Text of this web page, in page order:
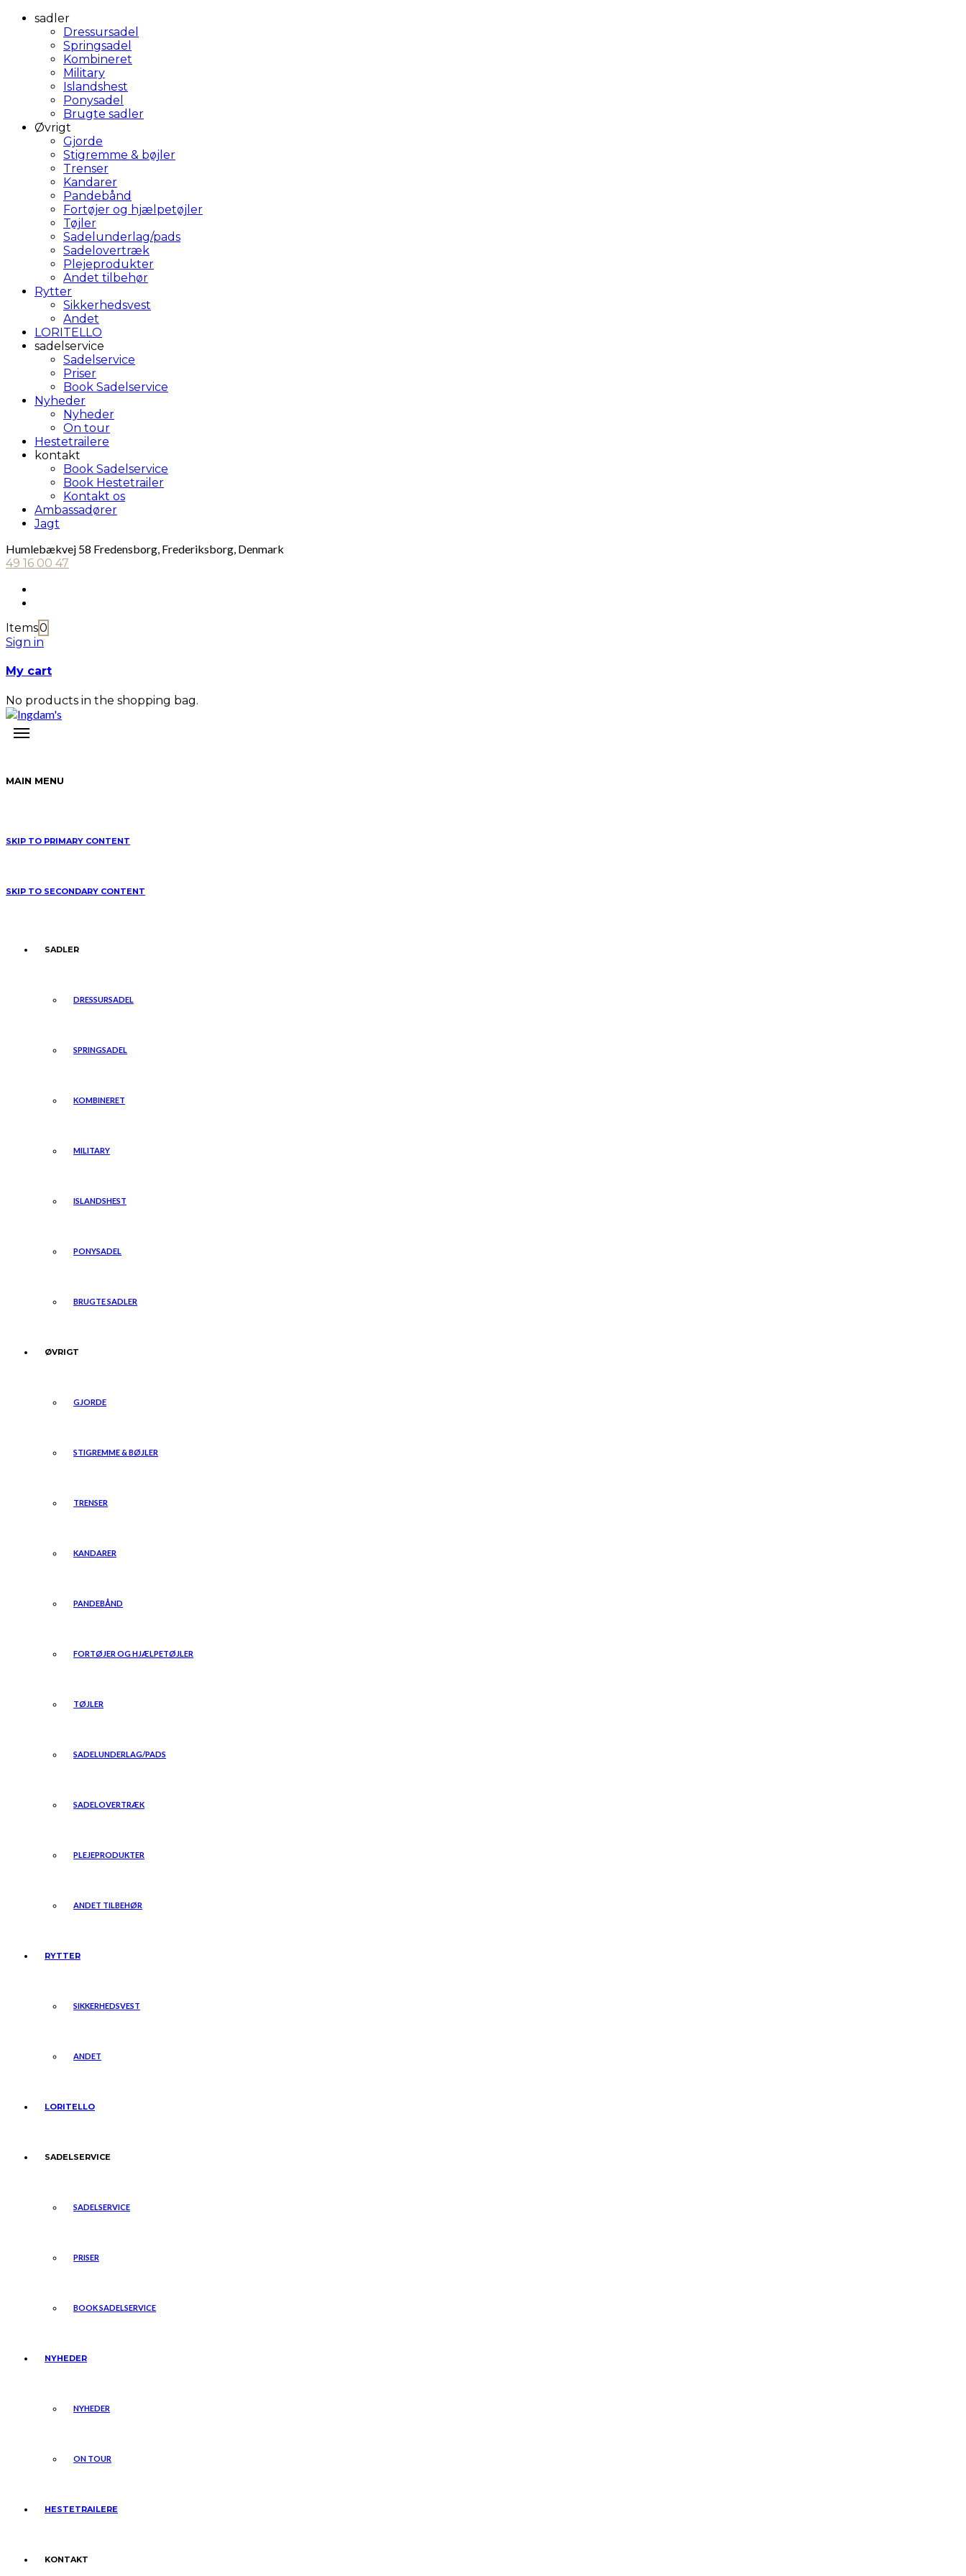
sadler
Dressursadel
Springsadel
Kombineret
Military
Islandshest
Ponysadel
Brugte sadler
Øvrigt
Gjorde
Stigremme & bøjler
Trenser
Kandarer
Pandebånd
Fortøjer og hjælpetøjler
Tøjler
Sadelunderlag/pads
Sadelovertræk
Plejeprodukter
Andet tilbehør
Rytter
Sikkerhedsvest
Andet
LORITELLO
sadelservice
Sadelservice
Priser
Book Sadelservice
Nyheder
Nyheder
On tour
Hestetrailere
kontakt
Book Sadelservice
Book Hestetrailer
Kontakt os
Ambassadører
Jagt
Humlebækvej 58 Fredensborg, Frederiksborg, Denmark
49 16 00 47
Items0
Sign in
My cart
No products in the shopping bag.
MAIN MENU
SKIP TO PRIMARY CONTENT
SKIP TO SECONDARY CONTENT
SADLER
DRESSURSADEL
SPRINGSADEL
KOMBINERET
MILITARY
ISLANDSHEST
PONYSADEL
BRUGTE SADLER
ØVRIGT
GJORDE
STIGREMME & BØJLER
TRENSER
KANDARER
PANDEBÅND
FORTØJER OG HJÆLPETØJLER
TØJLER
SADELUNDERLAG/PADS
SADELOVERTRÆK
PLEJEPRODUKTER
ANDET TILBEHØR
RYTTER
SIKKERHEDSVEST
ANDET
LORITELLO
SADELSERVICE
SADELSERVICE
PRISER
BOOK SADELSERVICE
NYHEDER
NYHEDER
ON TOUR
HESTETRAILERE
KONTAKT